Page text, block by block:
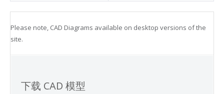
Please note, CAD Diagrams available on desktop versions of the
site.
下载 CAD 模型